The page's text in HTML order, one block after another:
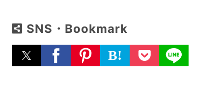
SNS・Bookmark
B!